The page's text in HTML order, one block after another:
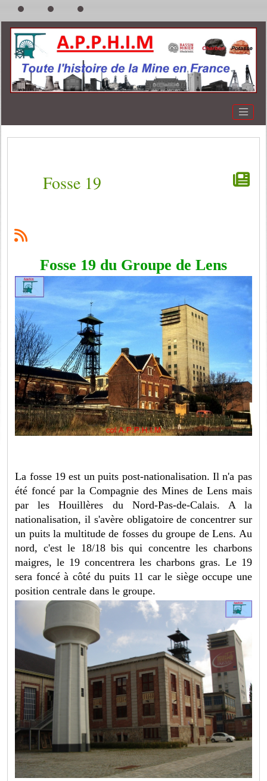
Fosse 19
Fosse 19 du Groupe de Lens
La fosse 19 est un puits post-nationalisation. Il n'a pas
été foncé par la Compagnie des Mines de Lens mais
par les Houillères du Nord-Pas-de-Calais. A la
nationalisation, il s'avère obligatoire de concentrer sur
un puits la multitude de fosses du groupe de Lens. Au
nord, c'est le 18/18 bis qui concentre les charbons
maigres, le 19 concentrera les charbons gras. Le 19
sera foncé à côté du puits 11 car le siège occupe une
position centrale dans le groupe.